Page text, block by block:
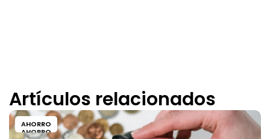
Artículos relacionados
AHORRO
AHORRO